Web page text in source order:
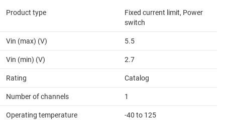
Product type
Fixed current limit, Power
switch
Vin (max) (V) 5.5
Vin (min) (V) 2.7
Rating Catalog
Number of channels 1
Operating temperature
-40 to 125